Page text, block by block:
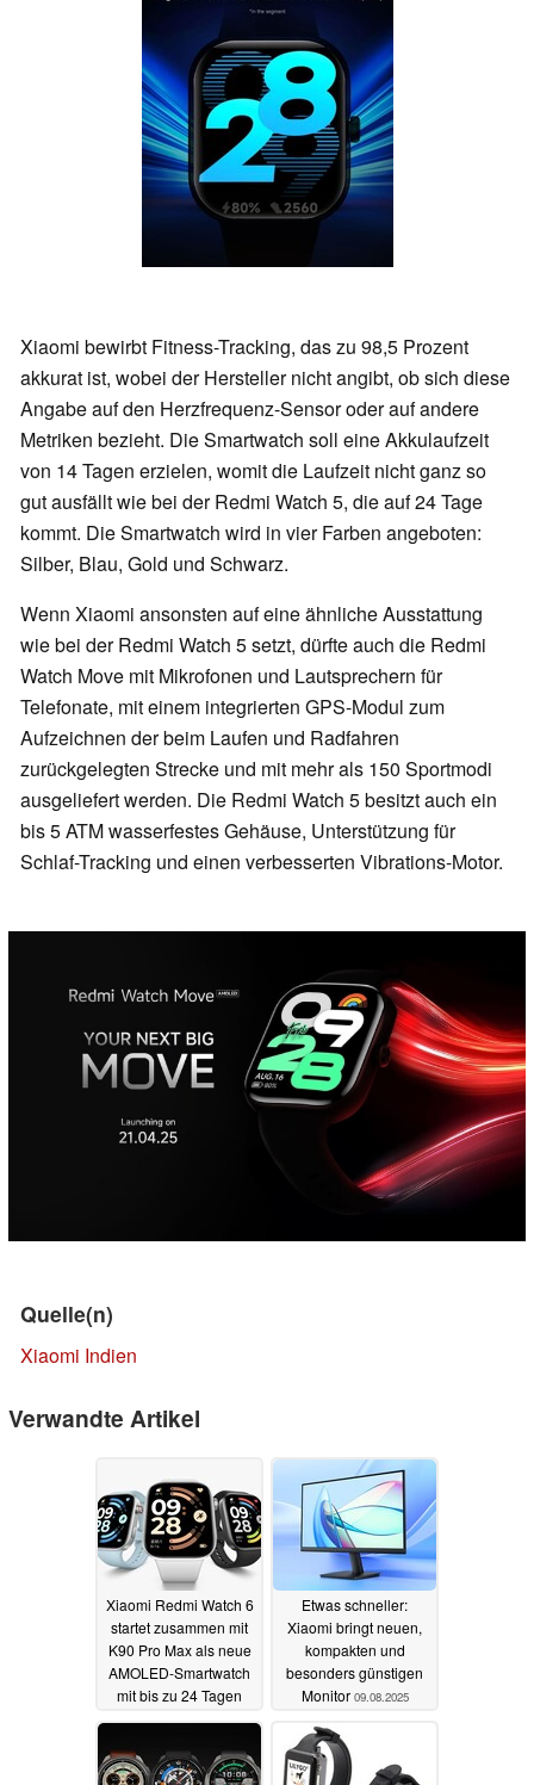
Xiaomi bewirbt Fitness-Tracking, das zu 98,5 Prozent
akkurat ist, wobei der Hersteller nicht angibt, ob sich diese
Angabe auf den Herzfrequenz-Sensor oder auf andere
Metriken bezieht. Die Smartwatch soll eine Akkulaufzeit
von 14 Tagen erzielen, womit die Laufzeit nicht ganz so
gut ausfällt wie bei der Redmi Watch 5, die auf 24 Tage
kommt. Die Smartwatch wird in vier Farben angeboten:
Silber, Blau, Gold und Schwarz.
Wenn Xiaomi ansonsten auf eine ähnliche Ausstattung
wie bei der Redmi Watch 5 setzt, dürfte auch die Redmi
Watch Move mit Mikrofonen und Lautsprechern für
Telefonate, mit einem integrierten GPS-Modul zum
Aufzeichnen der beim Laufen und Radfahren
zurückgelegten Strecke und mit mehr als 150 Sportmodi
ausgeliefert werden. Die Redmi Watch 5 besitzt auch ein
bis 5 ATM wasserfestes Gehäuse, Unterstützung für
Schlaf-Tracking und einen verbesserten Vibrations-Motor.
Quelle(n)
Xiaomi Indien
Verwandte Artikel
Xiaomi Redmi Watch 6
startet zusammen mit
K90 Pro Max als neue
AMOLED-Smartwatch
mit bis zu 24 Tagen
Laufzeit18.10.2025
Etwas schneller:
Xiaomi bringt neuen,
kompakten und
besonders günstigen
Monitor 09.08.2025